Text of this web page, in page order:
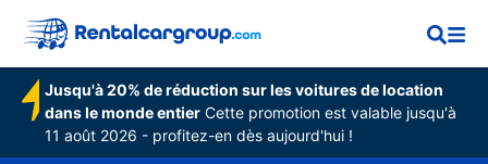
Jusqu'à 20% de réduction sur les voitures de location
dans le monde entier Cette promotion est valable jusqu'à
11 août 2026 - profitez-en dès aujourd'hui !